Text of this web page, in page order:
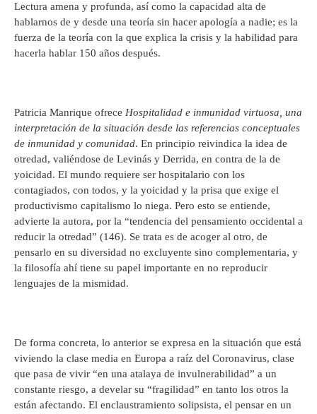
Lectura amena y profunda, así como la capacidad alta de
hablarnos de y desde una teoría sin hacer apología a nadie; es la
fuerza de la teoría con la que explica la crisis y la habilidad para
hacerla hablar 150 años después.
Patricia Manrique ofrece Hospitalidad e inmunidad virtuosa, una
interpretación de la situación desde las referencias conceptuales
de inmunidad y comunidad. En principio reivindica la idea de
otredad, valiéndose de Levinás y Derrida, en contra de la de
yoicidad. El mundo requiere ser hospitalario con los
contagiados, con todos, y la yoicidad y la prisa que exige el
productivismo capitalismo lo niega. Pero esto se entiende,
advierte la autora, por la “tendencia del pensamiento occidental a
reducir la otredad” (146). Se trata es de acoger al otro, de
pensarlo en su diversidad no excluyente sino complementaria, y
la filosofía ahí tiene su papel importante en no reproducir
lenguajes de la mismidad.
De forma concreta, lo anterior se expresa en la situación que está
viviendo la clase media en Europa a raíz del Coronavirus, clase
que pasa de vivir “en una atalaya de invulnerabilidad” a un
constante riesgo, a develar su “fragilidad” en tanto los otros la
están afectando. El enclaustramiento solipsista, el pensar en un